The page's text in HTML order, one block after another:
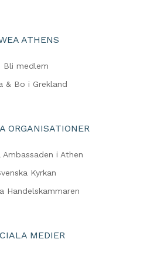
ATHENS
Bli medlem
& Bo i Grekland
ORGANISATIONER
Ambassaden i Athen
Kyrkan
Handelskammaren
MEDIER